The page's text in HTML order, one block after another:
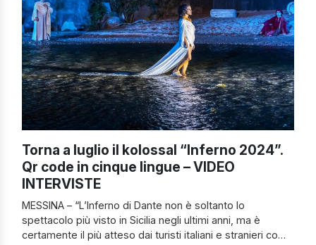
Torna a luglio il kolossal “Inferno 2024”.
Qr code in cinque lingue – VIDEO
INTERVISTE
MESSINA – “L’Inferno di Dante non è soltanto lo
spettacolo più visto in Sicilia negli ultimi anni, ma è
certamente il più atteso dai turisti italiani e stranieri come